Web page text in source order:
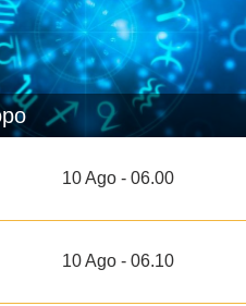
10 Ago - 06.00
10 Ago - 06.10